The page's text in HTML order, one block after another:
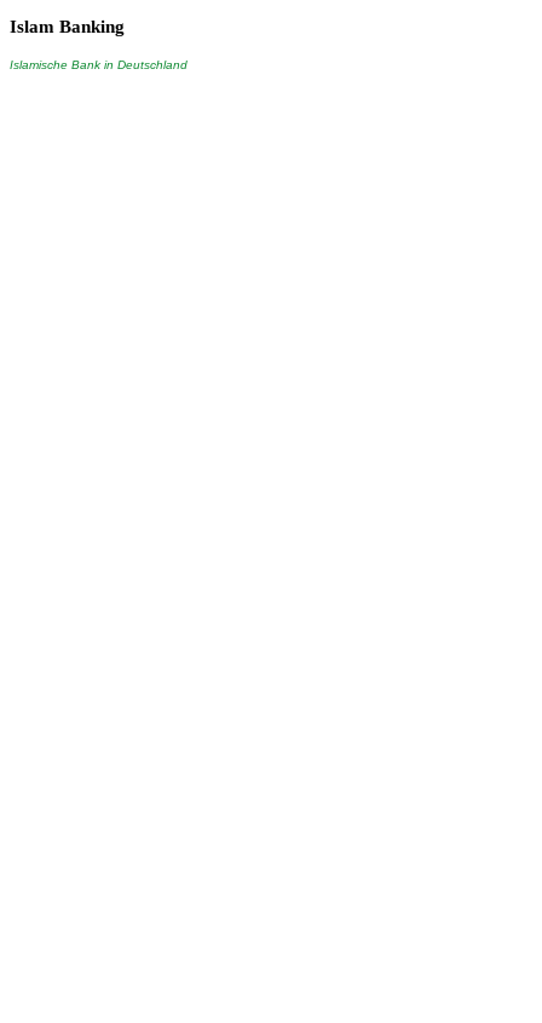
Islam Banking
Islamische Bank in Deutschland